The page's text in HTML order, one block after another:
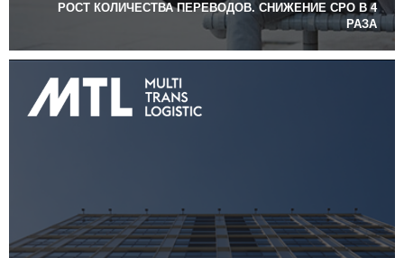
РОСТ КОЛИЧЕСТВА ПЕРЕВОДОВ. СНИЖЕНИЕ CPO В 4
РАЗА